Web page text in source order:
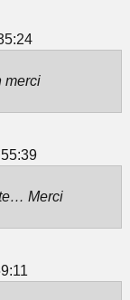
merci
Merci